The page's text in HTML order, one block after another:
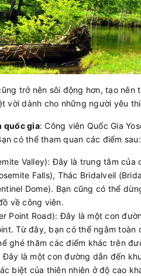
trở nên sôi động hơn, tạo
vời dành cho những người yêu
quốc gia: Công viên Quốc Gia
có thể tham quan các điểm sau:
Valley): Đây là trung tâm của
Falls), Thác Bridalveil
Dome). Bạn cũng có thể
về công viên.
Point Road): Đây là một con
Từ đây, bạn có thể ngắm
ghé thăm các điểm khác trên
là một con đường dẫn đến
biệt của thiên nhiên ở độ cao